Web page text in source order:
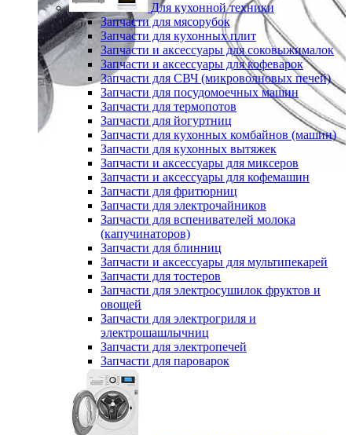
Для кухонной техники
Запчасти для мясорубок
Запчасти для кухонных плит
Запчасти и аксессуары для соковыжималок
Запчасти и аксессуары для кофеварок
Запчасти для СВЧ (микроволновых печей)
Запчасти для посудомоечных машин
Запчасти для термопотов
Запчасти для йогуртниц
Запчасти для кухонных комбайнов (машин)
Запчасти для кухонных вытяжек
Запчасти и аксессуары для миксеров
Запчасти и аксессуары для кофемашин
Запчасти для фритюрниц
Запчасти для электрочайников
Запчасти для вспенивателей молока
(капучинаторов)
Запчасти для блинниц
Запчасти и аксессуары для мультипекарей
Запчасти для тостеров
Запчасти для электросушилок фруктов и
овощей
Запчасти для электрогриля и
электрошашлычниц
Запчасти для электропечей
Запчасти для пароварок